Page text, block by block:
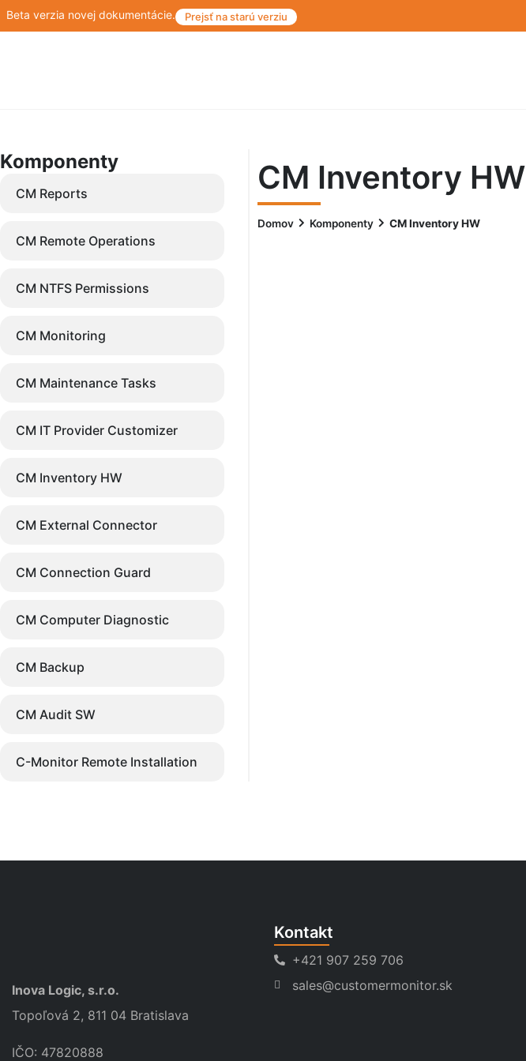
Beta verzia novej dokumentácie. Prejsť na starú verziu
Komponenty
CM Reports
CM Remote Operations
CM NTFS Permissions
CM Monitoring
CM Maintenance Tasks
CM IT Provider Customizer
CM Inventory HW
CM External Connector
CM Connection Guard
CM Computer Diagnostic
CM Backup
CM Audit SW
C-Monitor Remote Installation
CM Inventory HW
Domov Komponenty CM Inventory HW
Inova Logic, s.r.o.
Topoľová 2, 811 04 Bratislava
IČO: 47820888
Kontakt
+421 907 259 706
sales@customermonitor.sk